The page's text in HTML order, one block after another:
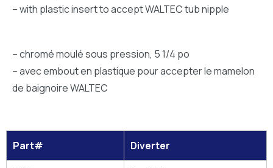
– with plastic insert to accept WALTEC tub nipple
– chromé moulé sous pression, 5 1/4 po
– avec embout en plastique pour accepter le mamelon
de baignoire WALTEC
Part#
Diverter